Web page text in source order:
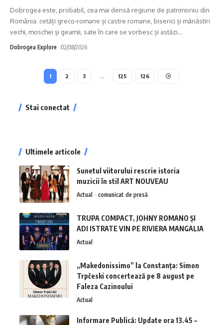
Dobrogea este, probabil, cea mai densă regiune de patrimoniu din
România: cetăți greco-romane și castre romane, biserici și mănăstiri
vechi, moschei și geamii, sate în care se vorbesc și astăzi…
Dobrogea Explore 02/08/2026
1 2 3 … 125 126
Stai conectat
Ultimele articole
Sunetul viitorului rescrie istoria
muzicii în stil ART NOUVEAU
Actual comunicat de presă
TRUPA COMPACT, JOHNY ROMANO ȘI
ADI ISTRATE VIN PE RIVIERA MANGALIA
Actual
„Makedonissimo” la Constanța: Simon
Trpčeski concertează pe 8 august pe
Faleza Cazinoului
Actual
Informare Publică: Update ora 13.45 –